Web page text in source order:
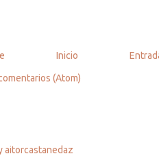
Inicio
(Atom)
aitorcastanedaz